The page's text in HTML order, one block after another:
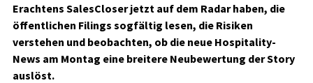
Erachtens SalesCloser jetzt auf dem Radar haben, die
öffentlichen Filings sogfältig lesen, die Risiken
verstehen und beobachten, ob die neue Hospitality-
News am Montag eine breitere Neubewertung der Story
auslöst.